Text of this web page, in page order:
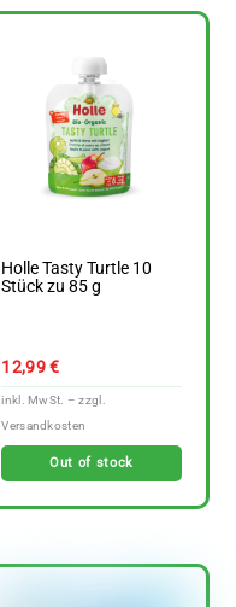
Holle Tasty Turtle 10
Stück zu 85 g
12,99€
Out of stock